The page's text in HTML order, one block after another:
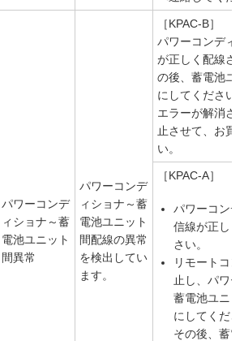
パワーコンデ
ィショナ～蓄
電池ユニット
間異常
パワーコンデ
ィショナ～蓄
電池ユニット
間配線の異常
を検出してい
ます。
［KPAC-B］
パワーコンディ
が正しく配線さ
の後、蓄電池ユ
にしてください
エラーが解消さ
止させて、お買
い。
［KPAC-A］
パワーコン
信線が正し
さい。
リモートコ
止し、パワ
蓄電池ユニ
にしてくだ
その後、蓄